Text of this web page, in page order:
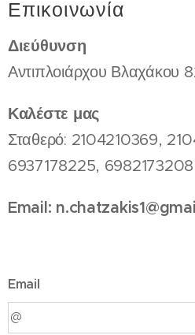
Επικοινωνία
Διεύθυνση
Αντιπλοιάρχου Βλαχάκου
Καλέστε μας
Σταθερό: 2104210369,
6937178225, 6982173208
Email:
Email